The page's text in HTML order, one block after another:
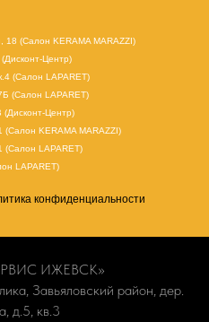
18 (Салон KERAMA MARAZZI)
Центр)
(Салон LAPARET)
(Салон LAPARET)
(Дисконт-Центр)
(Салон KERAMA MARAZZI)
(Салон LAPARET)
LAPARET)
конфиденциальности
ИЖЕВСК»
Завьяловский район, дер.
д.5, кв.3